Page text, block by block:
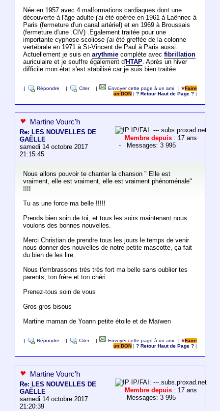
Née en 1957 avec 4 malformations cardiaques dont une
découverte à l'âge adulte j'ai été opérée en 1961 à Laënnec à
Paris (fermeture d'un canal artériel) et en 1969 à Broussais
(fermeture d'une .CIV) .Egalement traitée pour une
importante cyphose-scoliose j'ai été greffée de la colonne
vertébrale en 1971 à St-Vincent de Paul à Paris aussi.
Actuellement je suis en arythmiecomplète avec fibrillation
auriculaire et je souffre également d'HTAP. Après un hiver
difficile mon état s'est stabilisé car je suis bien traitée.
Répondre Citer Envoyer cette page à un ami |
Faire
un DON
|? Retour Haut de Page ?
Martine Vourc'h
Re: LES NOUVELLES DE
GAËLLE
samedi 14 octobre 2017
21:15:45
IP/FAI: ---.subs.proxad.net
Membre depuis : 17 ans
- Messages: 3 995
Nous allons pouvoir te chanter la chanson " Elle est
vraiment, elle est vraiment, elle est vraiment phénoménale"
!!!!
Tu as une force ma belle !!!!!
Prends bien soin de toi, et tous les soirs maintenant nous
voulons des bonnes nouvelles.
Merci Christian de prendre tous les jours le temps de venir
nous donner des nouvelles de notre petite mascotte, ça fait
du bien de les lire.
Nous t'embrassons très très fort ma belle sans oublier tes
parents, ton frère et ton chéri.
Prenez-tous soin de vous
Gros gros bisous
Martine maman de Yoann petite étoile et de Maïwen
Répondre Citer Envoyer cette page à un ami |
Faire
un DON
|? Retour Haut de Page ?
Martine Vourc'h
Re: LES NOUVELLES DE
GAËLLE
samedi 14 octobre 2017
21:20:39
IP/FAI: ---.subs.proxad.net
Membre depuis : 17 ans
- Messages: 3 995